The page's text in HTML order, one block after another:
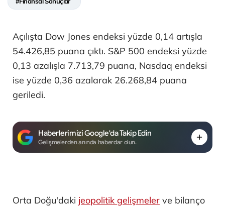
Açılışta Dow Jones endeksi yüzde 0,14 artışla
54.426,85 puana çıktı. S&P 500 endeksi yüzde
0,13 azalışla 7.713,79 puana, Nasdaq endeksi
ise yüzde 0,36 azalarak 26.268,84 puana
geriledi.
Haberlerimizi Google'da Takip Edin
Gelişmelerden anında haberdar olun.
Orta Doğu'daki jeopolitik gelişmeler ve bilanço